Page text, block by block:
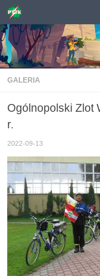
Skip to content
GALERIA
Ogólnopolski Zlot
r.
2022-09-13